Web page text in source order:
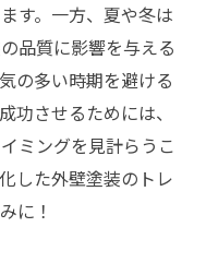
す。一方、夏や冬は
品質に影響を与える
の多い時期を避ける
功させるためには、
ミングを見計らうこ
した外壁塗装のトレ
に！